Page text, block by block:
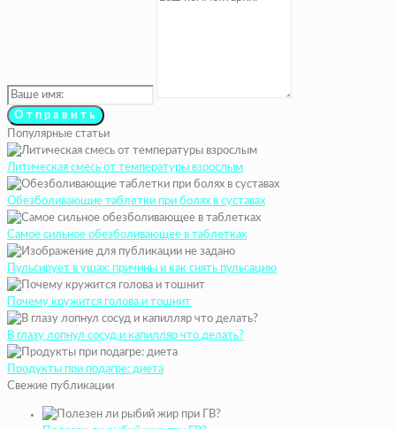
Популярные статьи
Литическая смесь от температуры взрослым
Обезболивающие таблетки при болях в суставах
Самое сильное обезболивающее в таблетках
Пульсирует в ушах: причины и как снять пульсацию
Почему кружится голова и тошнит
В глазу лопнул сосуд и капилляр что делать?
Продукты при подагре: диета
Свежие публикации